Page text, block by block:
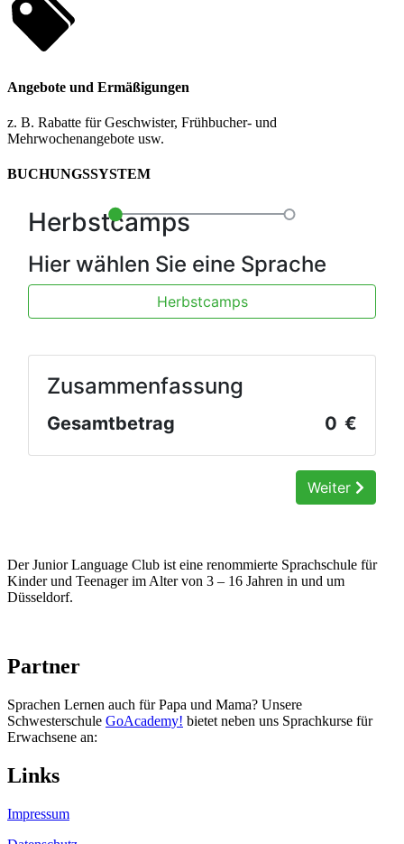
Angebote und Ermäßigungen
z. B. Rabatte für Geschwister, Frühbucher- und
Mehrwochenangebote usw.
BUCHUNGSSYSTEM
Der Junior Language Club ist eine renommierte Sprachschule für
Kinder und Teenager im Alter von 3 – 16 Jahren in und um
Düsseldorf.
Partner
Sprachen Lernen auch für Papa und Mama? Unsere
Schwesterschule GoAcademy! bietet neben uns Sprachkurse für
Erwachsene an:
Links
Impressum